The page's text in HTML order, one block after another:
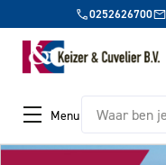
0252626700
Menu Zoeken